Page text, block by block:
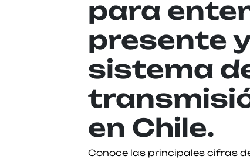
para
presente
sistema
en Chile.
Conoce las principales cifras